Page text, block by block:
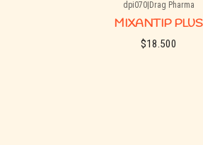
dpi070|Drag Pharma
MIXANTIP PLUS
$18.500